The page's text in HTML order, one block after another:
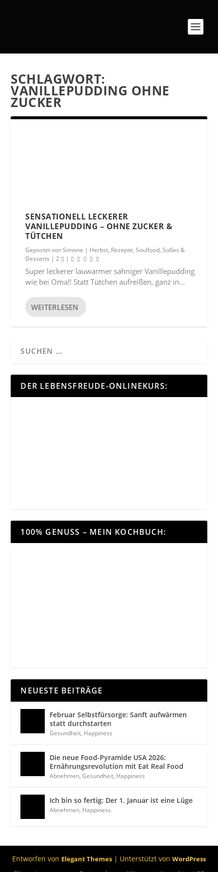
SCHLAGWORT:
VANILLEPUDDING OHNE
ZUCKER
SENSATIONELL LECKERER
VANILLEPUDDING – OHNE ZUCKER &
TÜTCHEN
Gepostet vonSimone | Herbst, Rezepte,Soulfood,Süßes &
Desserts |2 |
Super leckerer lauwarmer sahniger Vanillepudding
wie bei Oma!! Statt Tütchen aufreißen, ganz in...
WEITERLESEN
DER LEBENSFREUDE-ONLINEKURS:
100% GENUSS – MEIN KOCHBUCH:
NEUESTE BEITRÄGE
Februar Selbstfürsorge: Sanft aufwärmen
statt durchstarten
Gesundheit, Happiness
Die neue Food-Pyramide USA 2026:
Ernährungsrevolution mit Eat Real Food
Abnehmen,Gesundheit, Happiness
Ich bin so fertig: Der 1. Januar ist eine Lüge
Abnehmen, Happiness
Entworfen von Elegant Themes | Unterstützt von WordPress